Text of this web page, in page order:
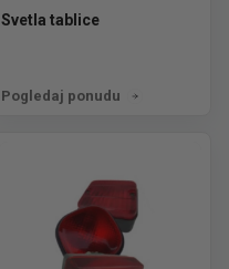
Svetla tablice
Pogledaj ponudu